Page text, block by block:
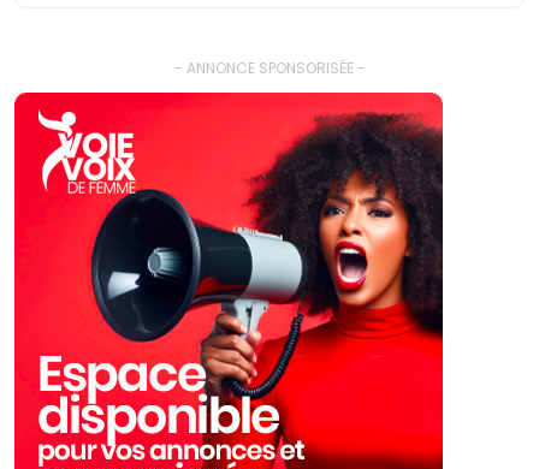
- ANNONCE SPONSORISÉE -